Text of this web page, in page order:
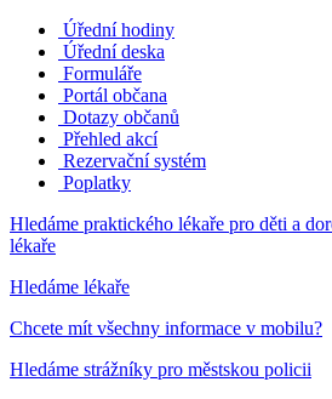
Úřední hodiny
Úřední deska
Formuláře
Portál občana
Dotazy občanů
Přehled akcí
Rezervační systém
Poplatky
Hledáme praktického lékaře pro děti a
lékaře
Hledáme lékaře
Chcete mít všechny informace v mobilu?
Hledáme strážníky pro městskou policii